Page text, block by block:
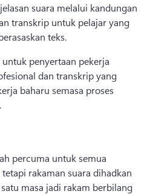
suara melalui kandungan
transkrip untuk pelajar yang
teks.
penyertaan pekerja
dan transkrip yang
baharu semasa proses
percuma untuk semua
rakaman suara dihadkan
masa jadi rakam berbilang